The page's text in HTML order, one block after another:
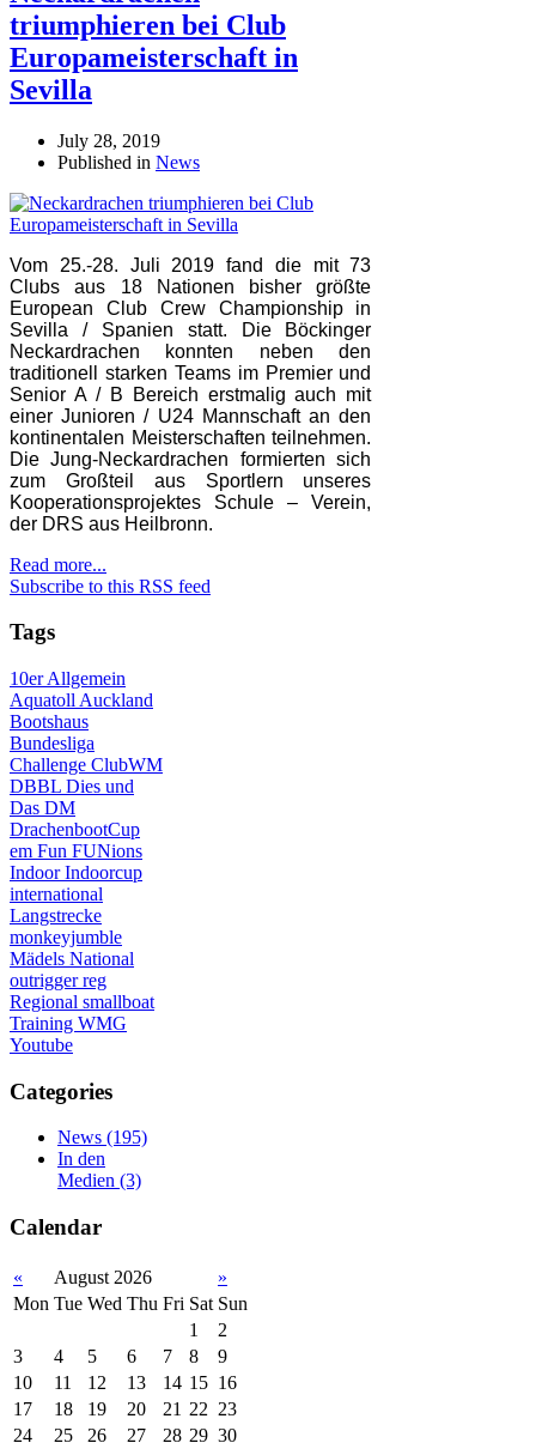
triumphieren bei Club
Europameisterschaft in
Sevilla
July 28, 2019
Published in News
Vom 25.-28. Juli 2019 fand die mit 73
Clubs aus 18 Nationen bisher größte
European Club Crew Championship in
Sevilla / Spanien statt. Die Böckinger
Neckardrachen konnten neben den
traditionell starken Teams im Premier und
Senior A / B Bereich erstmalig auch mit
einer Junioren / U24 Mannschaft an den
kontinentalen Meisterschaften teilnehmen.
Die Jung-Neckardrachen formierten sich
zum Großteil aus Sportlern unseres
Kooperationsprojektes Schule – Verein,
der DRS aus Heilbronn.
Read more...
Subscribe to this RSS feed
Tags
10erAllgemein
Aquatoll Auckland
Bootshaus
Bundesliga
Challenge ClubWM
DBBL Dies und
Das DM
DrachenbootCup
em Fun FUNions
IndoorIndoorcup
international
Langstrecke
monkeyjumble
Mädels National
outriggerreg
Regional smallboat
Training WMG
Youtube
Categories
News (195)
In den
Medien (3)
Calendar
« August 2026
»
Mon Tue Wed Thu Fri Sat Sun
1
2
3
4 5 6 7 8
9
10
11 12 13 14 15 16
17
18 19 20 21 22 23
24
25 26 27 28 29 30